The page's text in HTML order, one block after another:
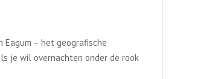
Eagum – het geografische
je wil overnachten onder de rook